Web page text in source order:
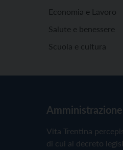
Economia e Lavoro
Salute e benessere
Scuola e cultura
Vita Trentina
di cui al decreto